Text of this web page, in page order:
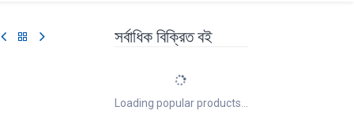
সর্বাধিক বিক্রিত বই
Loading popular products...